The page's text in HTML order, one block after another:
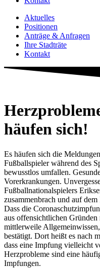
Aktuelles
Positionen
Anträge & Anfragen
Ihre Stadträte
Kontakt
häufen sich!
Es häufen sich die
Fußballspieler während des
bewusstlos umfallen.
Vorerkrankungen.
Fußballnationalspielers
zusammenbrach und auf
Dass die
aus offensichtlichen
mittlerweile
bestätigt. Dort heißt es nach
dass eine Impfung vielleicht
Herzprobleme sind eine
Impfungen.